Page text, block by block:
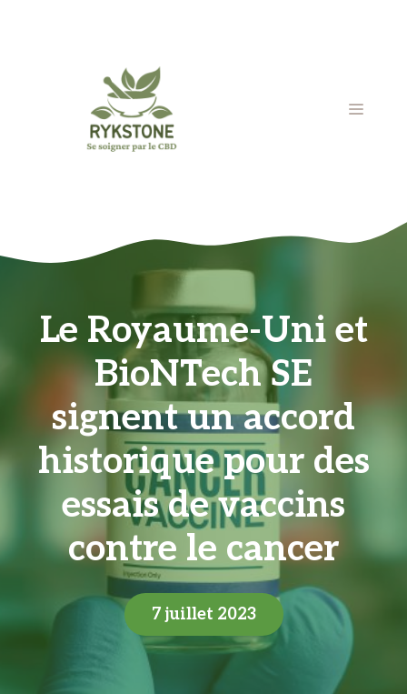
MENU
Le Royaume-Uni et
BioNTech SE
signent un accord
historique pour des
essais de vaccins
contre le cancer
7 juillet 2023